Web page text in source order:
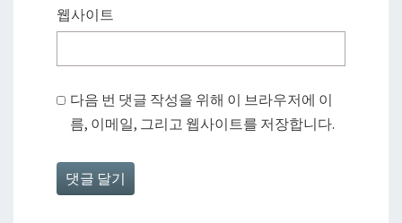
웹사이트
다음 번 댓글 작성을 위해 이 브라우저에 이
름, 이메일, 그리고 웹사이트를 저장합니다.